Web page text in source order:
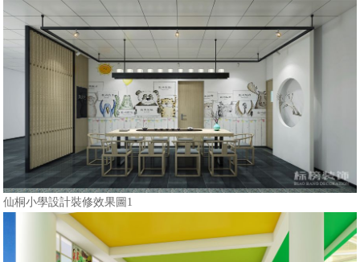
仙桐小學設計裝修效果圖1